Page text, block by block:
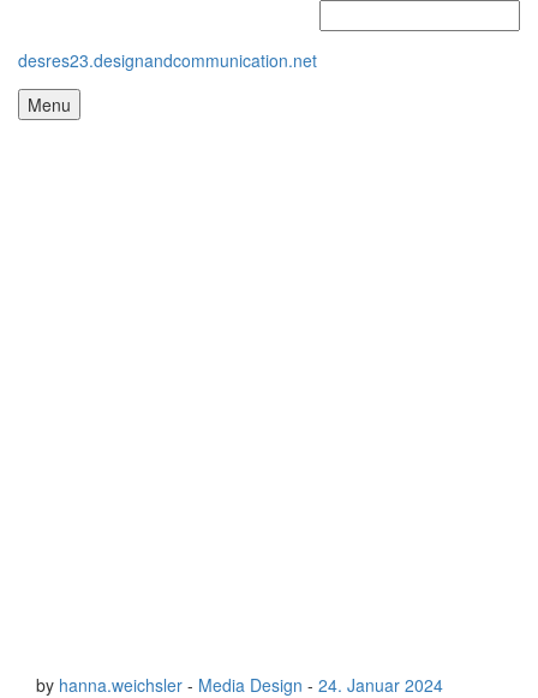
desres23.designandcommunication.net
Menu
by hanna.weichsler - Media Design - 24. Januar 2024